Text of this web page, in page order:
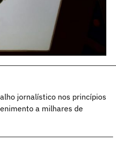
jornalístico nos princípios
a milhares de